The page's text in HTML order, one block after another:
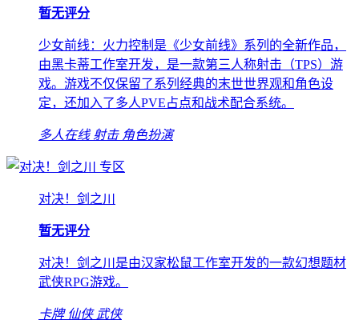
暂无评分
少女前线：火力控制是《少女前线》系列的全新作品，
由黑卡蒂工作室开发，是一款第三人称射击（TPS）游
戏。游戏不仅保留了系列经典的末世世界观和角色设
定，还加入了多人PVE占点和战术配合系统。
多人在线 射击 角色扮演
专区
对决！剑之川
暂无评分
对决！剑之川是由汉家松鼠工作室开发的一款幻想题材
武侠RPG游戏。
卡牌 仙侠 武侠